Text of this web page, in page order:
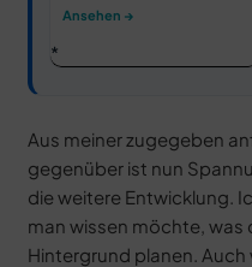
Ansehen →
Aus meiner zugegeben
gegenüber ist nun
die weitere Entwicklung.
man wissen möchte, was
Hintergrund planen.